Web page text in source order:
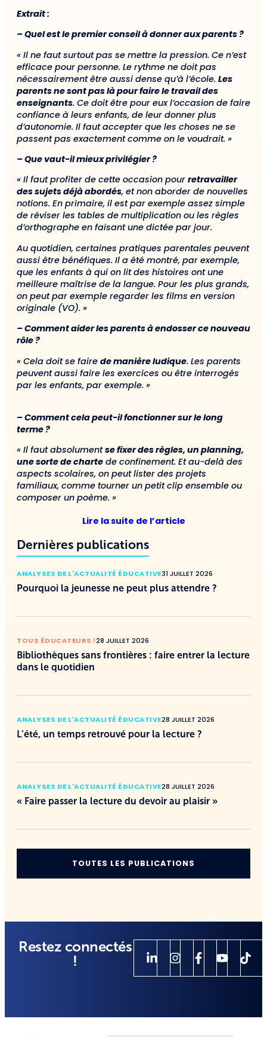
Extrait :
– Quel est le premier conseil à donner aux parents ?
« Il ne faut surtout pas se mettre la pression. Ce n’est
efficace pour personne. Le rythme ne doit pas
nécessairement être aussi dense qu’à l’école. Les
parents ne sont pas là pour faire le travail des
enseignants. Ce doit être pour eux l’occasion de faire
confiance à leurs enfants, de leur donner plus
d’autonomie. Il faut accepter que les choses ne se
passent pas exactement comme on le voudrait. »
– Que vaut-il mieux privilégier ?
« Il faut profiter de cette occasion pour retravailler
des sujets déjà abordés, et non aborder de nouvelles
notions. En primaire, il est par exemple assez simple
de réviser les tables de multiplication ou les règles
d’orthographe en faisant une dictée par jour.
Au quotidien, certaines pratiques parentales peuvent
aussi être bénéfiques. Il a été montré, par exemple,
que les enfants à qui on lit des histoires ont une
meilleure maîtrise de la langue. Pour les plus grands,
on peut par exemple regarder les films en version
originale (VO). »
– Comment aider les parents à endosser ce nouveau
rôle ?
« Cela doit se faire de manière ludique. Les parents
peuvent aussi faire les exercices ou être interrogés
par les enfants, par exemple. »
– Comment cela peut-il fonctionner sur le long
terme ?
« Il faut absolumentse fixer des règles, un planning,
une sorte de charte de confinement. Et au-delà des
aspects scolaires, on peut lister des projets
familiaux, comme tourner un petit clip ensemble ou
composer un poème. »
Lire la suite de l’article
Dernières publications
ANALYSES DE L'ACTUALITÉ ÉDUCATIVE31 JUILLET 2026
Pourquoi la jeunesse ne peut plus attendre ?
TOUS ÉDUCATEURS !28 JUILLET 2026
Bibliothèques sans frontières : faire entrer la lecture
dans le quotidien
ANALYSES DE L'ACTUALITÉ ÉDUCATIVE28 JUILLET 2026
L’été, un temps retrouvé pour la lecture ?
ANALYSES DE L'ACTUALITÉ ÉDUCATIVE28 JUILLET 2026
« Faire passer la lecture du devoir au plaisir »
TOUTES LES PUBLICATIONS
Restez connectés
!